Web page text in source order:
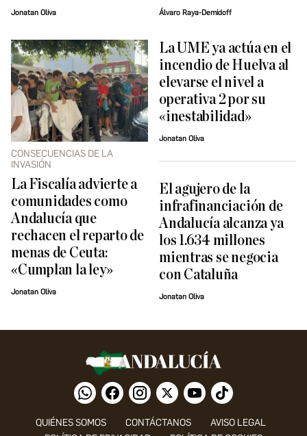
Jonatan Oliva Álvaro Raya-Demidoff
CONSECUENCIAS DE LA
INVASIÓN
La Fiscalía advierte a
comunidades como
Andalucía que
rechacen el reparto de
menas de Ceuta:
«Cumplan la ley»
Jonatan Oliva
La UME ya actúa en el
incendio de Huelva al
elevarse el nivel a
operativa 2 por su
«inestabilidad»
Jonatan Oliva
El agujero de la
infrafinanciación de
Andalucía alcanza ya
los 1.634 millones
mientras se negocia
con Cataluña
Jonatan Oliva
QUIÉNES SOMOS CONTÁCTANOS
AVISO LEGAL